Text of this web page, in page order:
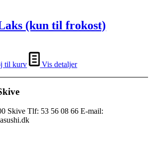
(kun til frokost)
til kurv Vis detaljer
Skive Tlf: 53 56 08 66 E-mail: